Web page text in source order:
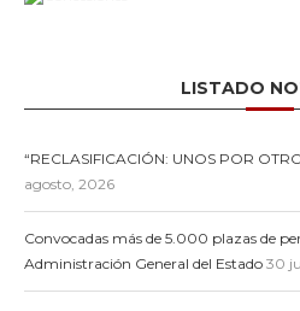
LISTADO
“RECLASIFICACIÓN: UNOS POR
agosto, 2026
Convocadas más de 5.000 plazas de
Administración General del Estado 30